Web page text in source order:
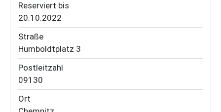
Reserviert bis
20.10.2022
Straße
Humboldtplatz 3
Postleitzahl
09130
Ort